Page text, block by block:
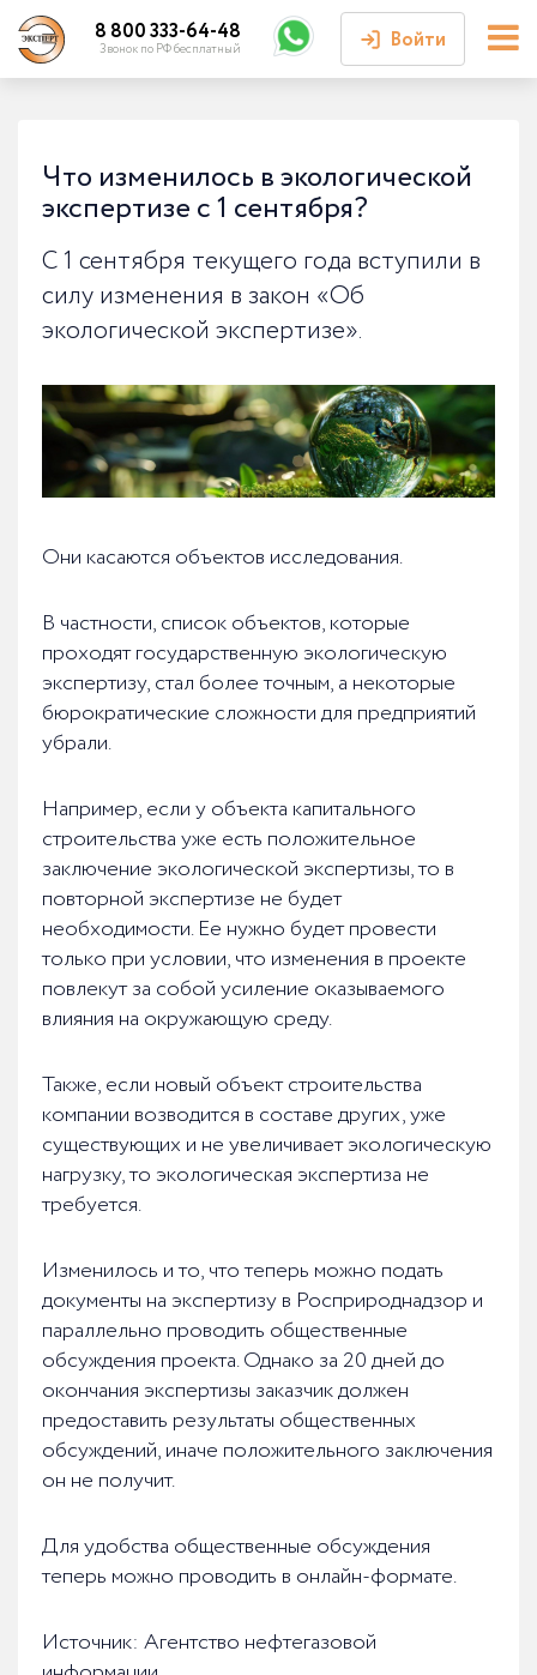
Войти
Личный кабинет
8 800 333-64-48
Звонок по РФ бесплатный
Что изменилось в экологической
экспертизе с 1 сентября?
С 1 сентября текущего года вступили в
силу изменения в закон «Об
экологической экспертизе».
Они касаются объектов исследования.
В частности, список объектов, которые
проходят государственную экологическую
экспертизу, стал более точным, а некоторые
бюрократические сложности для предприятий
убрали.
Например, если у объекта капитального
строительства уже есть положительное
заключение экологической экспертизы, то в
повторной экспертизе не будет
необходимости. Ее нужно будет провести
только при условии, что изменения в проекте
повлекут за собой усиление оказываемого
влияния на окружающую среду.
Также, если новый объект строительства
компании возводится в составе других, уже
существующих и не увеличивает экологическую
нагрузку, то экологическая экспертиза не
требуется.
Изменилось и то, что теперь можно подать
документы на экспертизу в Росприроднадзор и
параллельно проводить общественные
обсуждения проекта. Однако за 20 дней до
окончания экспертизы заказчик должен
предоставить результаты общественных
обсуждений, иначе положительного заключения
он не получит.
Для удобства общественные обсуждения
теперь можно проводить в онлайн-формате.
Источник: Агентство нефтегазовой